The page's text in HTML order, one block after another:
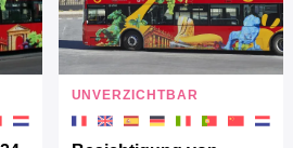
UNVERZICHTBAR